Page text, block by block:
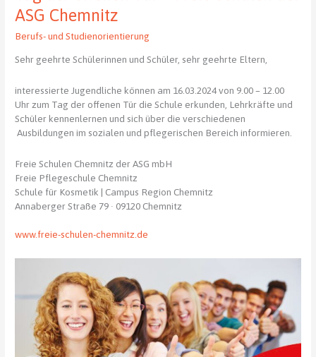
Schulschachmeisterschaft
ASG Chemnitz
Berufs- und Studienorientierung
Sehr geehrte Schülerinnen und Schüler, sehr geehrte Eltern,
interessierte Jugendliche können am 16.03.2024 von 9.00 – 12.00
Uhr zum Tag der offenen Tür die Schule erkunden, Lehrkräfte und
Schüler kennenlernen und sich über die verschiedenen
Ausbildungen im sozialen und pflegerischen Bereich informieren.
Freie Schulen Chemnitz der ASG mbH
Freie Pflegeschule Chemnitz
Schule für Kosmetik | Campus Region Chemnitz
Annaberger Straße 79 · 09120 Chemnitz
www.freie-schulen-chemnitz.de